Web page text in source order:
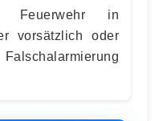
Feuerwehr in
vorsätzlich oder